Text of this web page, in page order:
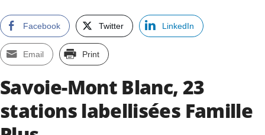
Facebook Twitter LinkedIn
Email Print
Savoie-Mont Blanc, 23
stations labellisées Famille